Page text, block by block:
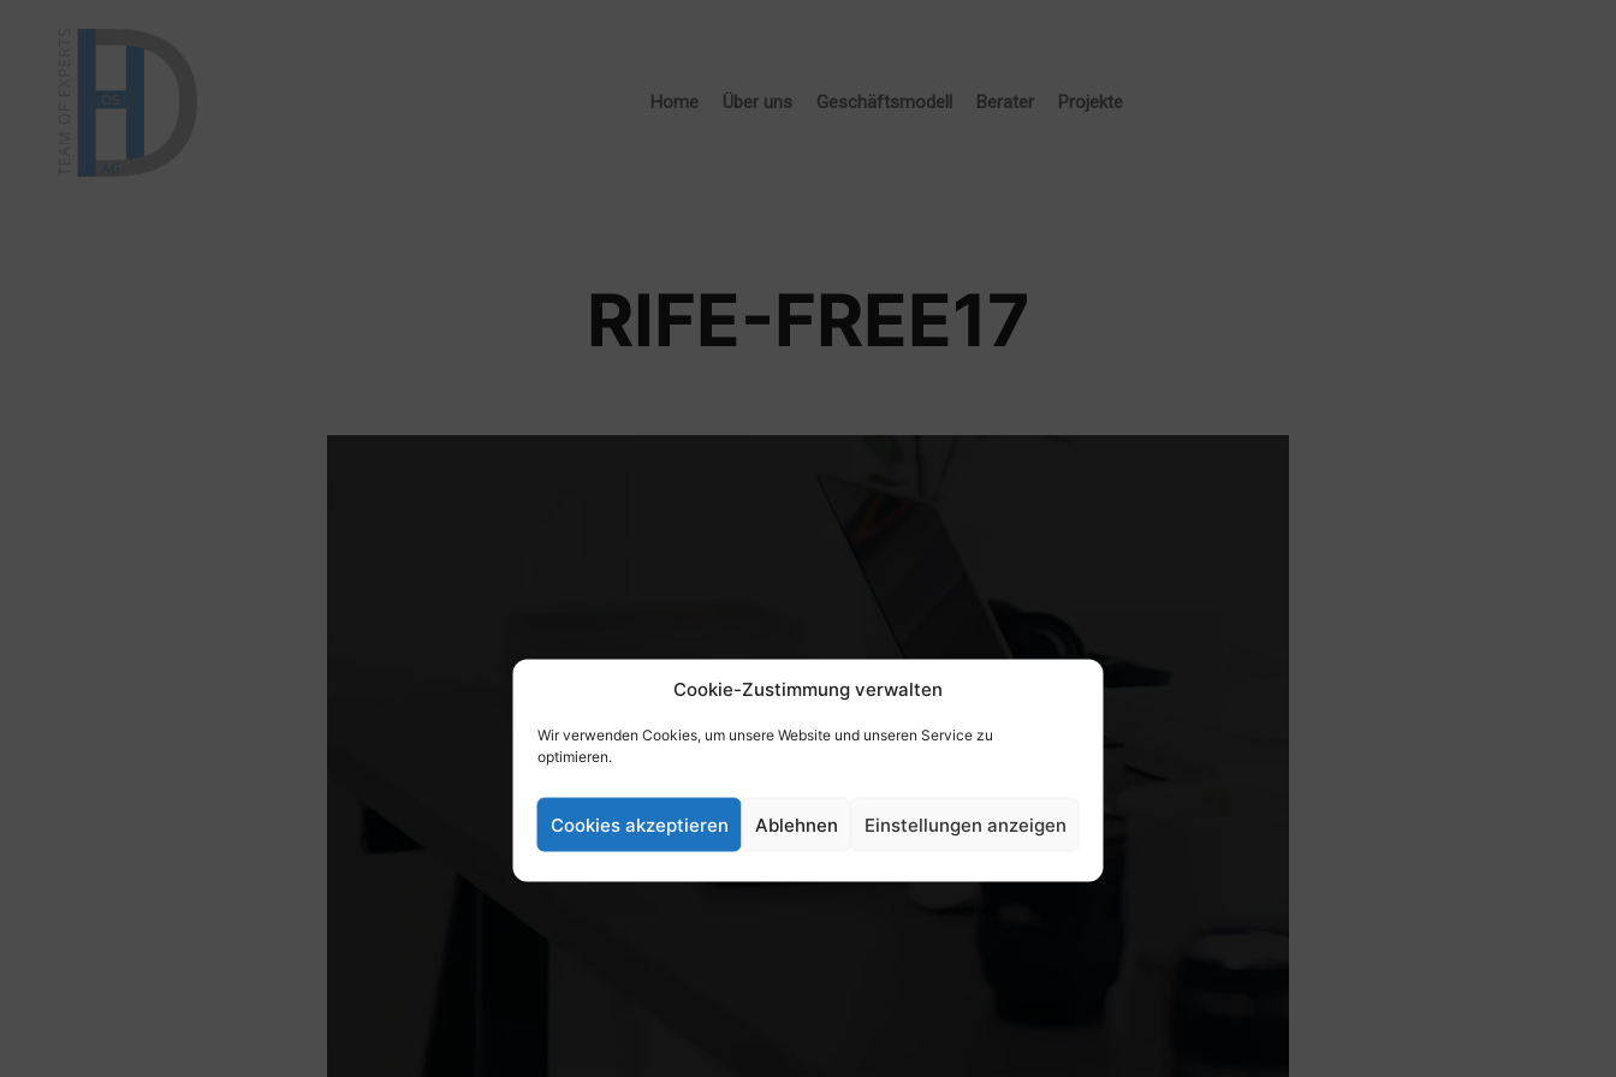
Cookie-Zustimmung verwalten
Wir verwenden Cookies, um unsere Website und unseren Service zu
optimieren.
Cookies akzeptieren Ablehnen Einstellungen anzeigen
Home Über uns Geschäftsmodell Berater Projekte
RIFE-FREE17